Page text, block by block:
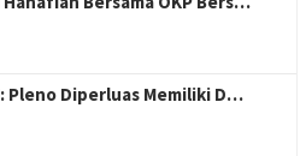
Pleno Diperluas Memiliki D…